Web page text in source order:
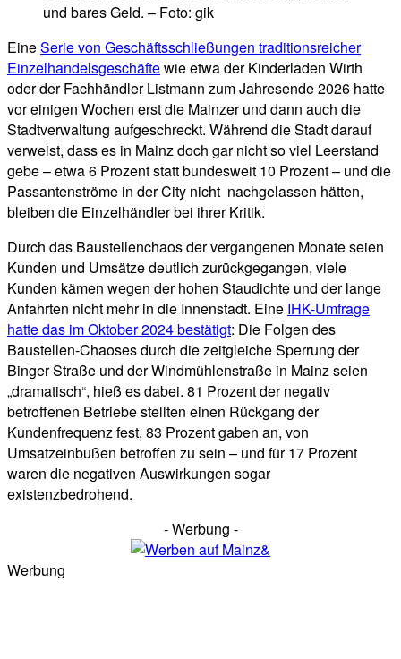
und bares Geld. – Foto: gik
EineSerie von Geschäftsschließungen traditionsreicher
Einzelhandelsgeschäftewie etwa der Kinderladen Wirth
oder der Fachhändler Listmann zum Jahresende 2026 hatte
vor einigen Wochen erst die Mainzer und dann auch die
Stadtverwaltung aufgeschreckt. Während die Stadt darauf
verweist, dass es in Mainz doch gar nicht so viel Leerstand
gebe – etwa 6 Prozent statt bundesweit 10 Prozent – und die
Passantenströme in der City nicht nachgelassen hätten,
bleiben die Einzelhändler bei ihrer Kritik.
Durch das Baustellenchaos der vergangenen Monate seien
Kunden und Umsätze deutlich zurückgegangen, viele
Kunden kämen wegen der hohen Staudichte und der lange
Anfahrten nicht mehr in die Innenstadt. Eine IHK-Umfrage
hatte das im Oktober 2024 bestätigt: Die Folgen des
Baustellen-Chaoses durch die zeitgleiche Sperrung der
Binger Straße und der Windmühlenstraße in Mainz seien
„dramatisch“, hieß es dabei. 81 Prozent der negativ
betroffenen Betriebe stellten einen Rückgang der
Kundenfrequenz fest, 83 Prozent gaben an, von
Umsatzeinbußen betroffen zu sein – und für 17 Prozent
waren die negativen Auswirkungen sogar
existenzbedrohend.
- Werbung -
Werbung